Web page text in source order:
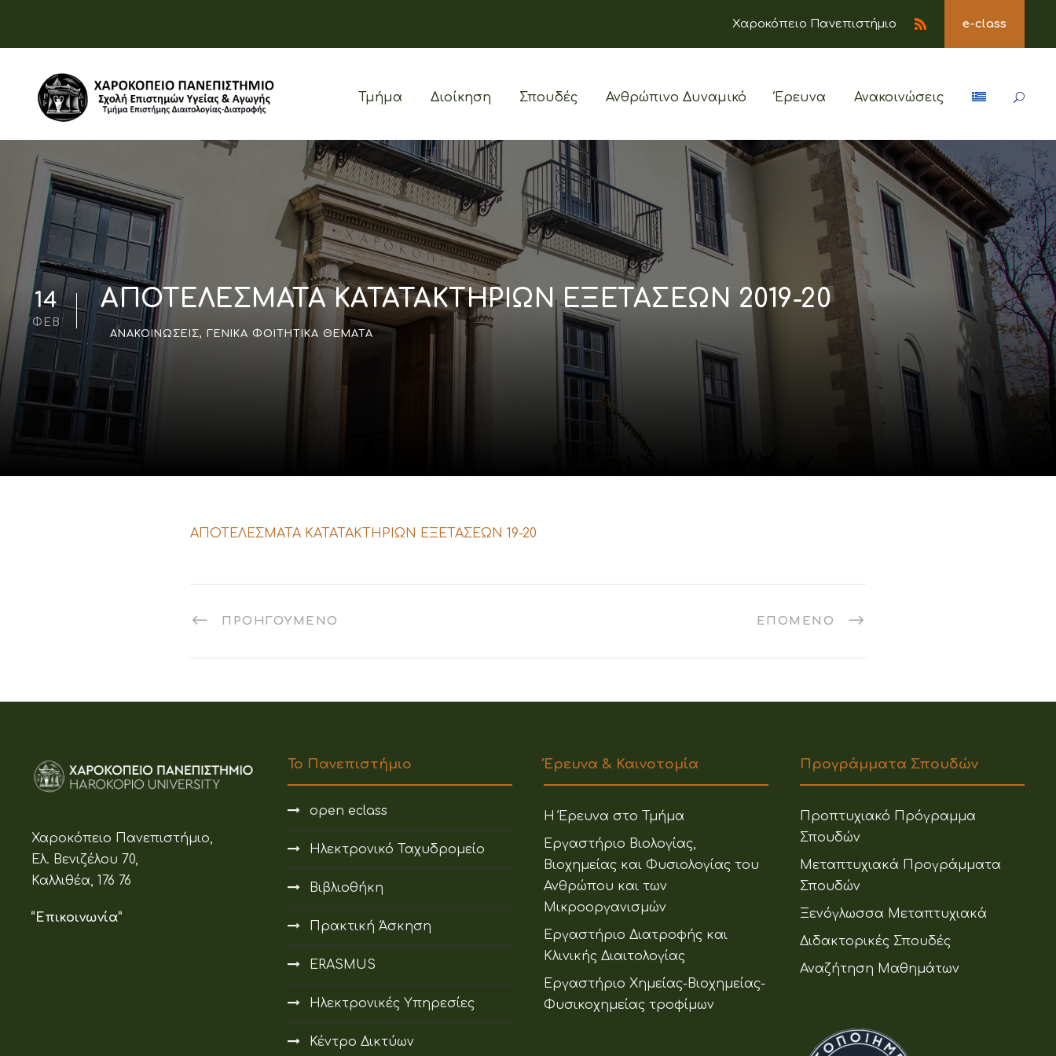
Χαροκόπειο Πανεπιστήμιο e-class
Τμήμα Διοίκηση Σπουδές Ανθρώπινο Δυναμικό Έρευνα Ανακοινώσεις
14
ΦΕΒ
ΑΠΟΤΕΛΕΣΜΑΤΑ ΚΑΤΑΤΑΚΤΗΡΙΩΝ ΕΞΕΤΑΣΕΩΝ 2019-20
ΑΝΑΚΟΙΝΏΣΕΙΣ, ΓΕΝΙΚΆ ΦΟΙΤΗΤΙΚΆ ΘΈΜΑΤΑ
ΑΠΟΤΕΛΕΣΜΑΤΑ ΚΑΤΑΤΑΚΤΗΡΙΩΝ ΕΞΕΤΑΣΕΩΝ 19-20
ΠΡΟΗΓΟΎΜΕΝΟ ΕΠΌΜΕΝΟ
Χαροκόπειο Πανεπιστήμιο,
Ελ. Βενιζέλου 70,
Καλλιθέα, 176 76
“Επικοινωνία”
Το Πανεπιστήμιο
open eclass
Ηλεκτρονικό Ταχυδρομείο
Βιβλιοθήκη
Πρακτική Άσκηση
ERASMUS
Ηλεκτρονικές Υπηρεσίες
Κέντρο Δικτύων
Έρευνα & Καινοτομία
Η Έρευνα στο Τμήμα
Εργαστήριο Βιολογίας,
Βιοχημείας και Φυσιολογίας του
Ανθρώπου και των
Μικροοργανισμών
Εργαστήριο Διατροφής και
Κλινικής Διαιτολογίας
Εργαστήριο Χημείας-Βιοχημείας-
Φυσικοχημείας τροφίμων
Προγράμματα Σπουδών
Προπτυχιακό Πρόγραμμα
Σπουδών
Μεταπτυχιακά Προγράμματα
Σπουδών
Ξενόγλωσσα Μεταπτυχιακά
Διδακτορικές Σπουδές
Αναζήτηση Μαθημάτων